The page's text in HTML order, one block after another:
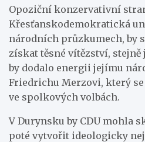
Opoziční konzervativní
Křesťanskodemokratická
národních průzkumech, by
získat těsné vítězství, stejně
by dodalo energii jejímu
Friedrichu Merzovi, který se
ve spolkových volbách.
V Durynsku by CDU mohla
poté vytvořit ideologicky